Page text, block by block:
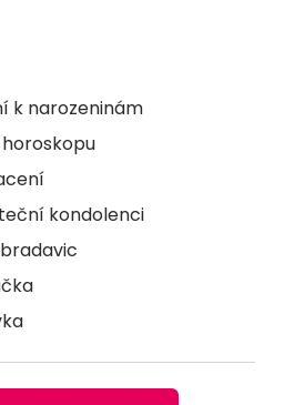
k narozeninám
kondolenci